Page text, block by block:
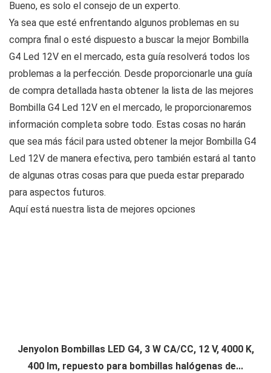
Bueno, es solo el consejo de un experto.
Ya sea que esté enfrentando algunos problemas en su
compra final o esté dispuesto a buscar la mejor Bombilla
G4 Led 12V en el mercado, esta guía resolverá todos los
problemas a la perfección. Desde proporcionarle una guía
de compra detallada hasta obtener la lista de las mejores
Bombilla G4 Led 12V en el mercado, le proporcionaremos
información completa sobre todo. Estas cosas no harán
que sea más fácil para usted obtener la mejor Bombilla G4
Led 12V de manera efectiva, pero también estará al tanto
de algunas otras cosas para que pueda estar preparado
para aspectos futuros.
Aquí está nuestra lista de mejores opciones
Jenyolon Bombillas LED G4, 3 W CA/CC, 12 V, 4000 K,
400 lm, repuesto para bombillas halógenas de...